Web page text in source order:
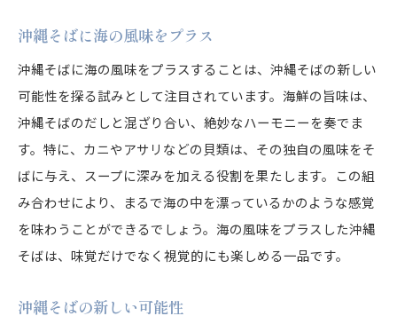
沖縄そばに海の香りをプラスして味わう
海の香りが引き立つ沖縄そばの新しい一面
贅沢なトッピングで変わる沖縄そばの楽しみ方
沖縄そばの楽しみ方を広げる贅沢なトッピング
トッピングで味わいが変わる沖縄そば
沖縄そばを彩る海鮮トッピングの魅力
トッピングで楽しむ沖縄そばの新しい魅力
グ
沖縄そばに海の風味をプラス
沖縄そばに海の風味をプラスすることは、沖縄そばの新しい
可能性を探る試みとして注目されています。海鮮の旨味は、
沖縄そばのだしと混ざり合い、絶妙なハーモニーを奏でま
す。特に、カニやアサリなどの貝類は、その独自の風味をそ
ばに与え、スープに深みを加える役割を果たします。この組
み合わせにより、まるで海の中を漂っているかのような感覚
を味わうことができるでしょう。海の風味をプラスした沖縄
そばは、味覚だけでなく視覚的にも楽しめる一品です。
沖縄そばの新しい可能性